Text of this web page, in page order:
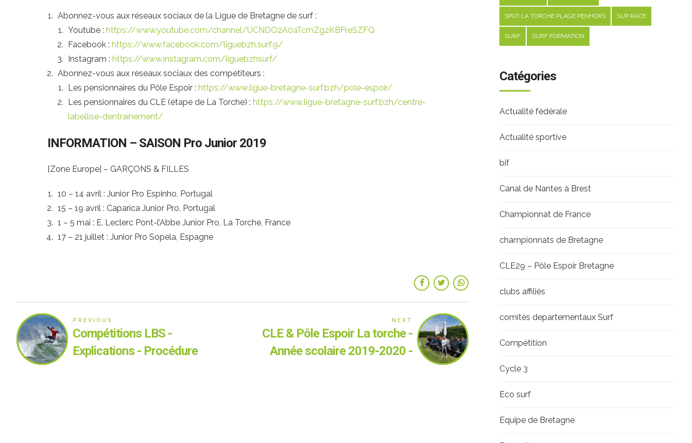
Abonnez-vous aux réseaux sociaux de la Ligue de Bretagne de surf :
Youtube : https://www.youtube.com/channel/UCNDO2A0aTcmZg2KBFreSZFQ
Facebook : https://www.facebook.com/liguebzh.surf.9/
Instagram : https://www.instagram.com/liguebzhsurf/
Abonnez-vous aux réseaux sociaux des compétiteurs :
Les pensionnaires du Pôle Espoir : https://www.ligue-bretagne-surf.bzh/pole-espoir/
Les pensionnaires du CLE (étape de La Torche) : https://www.ligue-bretagne-surf.bzh/centre-
labellise-dentrainement/
INFORMATION – SAISON Pro Junior 2019
[Zone Europe] – GARÇONS & FILLES
10 – 14 avril : Junior Pro Espinho, Portugal
15 – 19 avril : Caparica Junior Pro, Portugal
1 – 5 mai : E. Leclerc Pont-l’Abbe Junior Pro, La Torche, France
17 – 21 juillet : Junior Pro Sopela, Espagne
PREVIOUS
Compétitions LBS -
Explications - Procédure
NEXT
CLE & Pôle Espoir La torche -
Année scolaire 2019-2020 -
SPOT LA TORCHE PLAGE PENHORS SUP RACE
SURF SURF FORMATION
Catégories
Actualité fédérale
Actualité sportive
bif
Canal de Nantes à Brest
Championnat de France
championnats de Bretagne
CLE29 – Pôle Espoir Bretagne
clubs affiliés
comités departementaux Surf
Compétition
Cycle 3
Eco surf
Equipe de Bretagne